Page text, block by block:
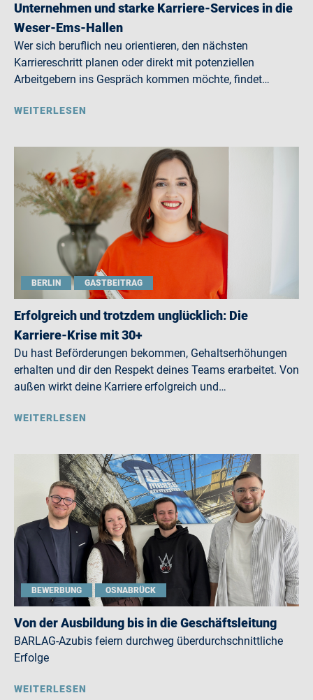
Unternehmen und starke Karriere-Services in die
Weser-Ems-Hallen
Wer sich beruflich neu orientieren, den nächsten
Karriereschritt planen oder direkt mit potenziellen
Arbeitgebern ins Gespräch kommen möchte, findet…
WEITERLESEN
BERLIN GASTBEITRAG
Erfolgreich und trotzdem unglücklich: Die
Karriere-Krise mit 30+
Du hast Beförderungen bekommen, Gehaltserhöhungen
erhalten und dir den Respekt deines Teams erarbeitet. Von
außen wirkt deine Karriere erfolgreich und…
WEITERLESEN
BEWERBUNG OSNABRÜCK
Von der Ausbildung bis in die Geschäftsleitung
BARLAG-Azubis feiern durchweg überdurchschnittliche
Erfolge
WEITERLESEN